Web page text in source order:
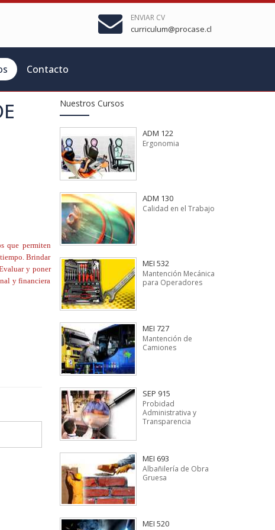
ENVIAR CV
curriculum@procase.cl
Contacto
que permiten
Brindar
y poner
y financiera
Nuestros Cursos
ADM 122
Ergonomia
ADM 130
Calidad en el Trabajo
MEI 532
Mantención Mecánica
para Operadores
MEI 727
Mantención de
Camiones
SEP 915
Probidad
Administrativa y
Transparencia
MEI 693
Albañilería de Obra
Gruesa
MEI 520